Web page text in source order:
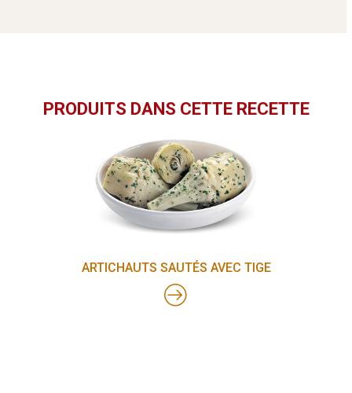
PRODUITS DANS CETTE RECETTE
ARTICHAUTS SAUTÉS AVEC TIGE